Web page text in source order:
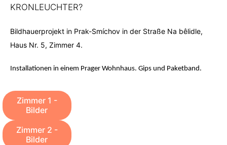
KRONLEUCHTER?
Bildhauerprojekt in Prak-Smíchov in der Straße Na bêlidle,
Haus Nr. 5, Zimmer 4.
Installationen in einem Prager Wohnhaus. Gips und Paketband.
Zimmer 1 -
Bilder
Zimmer 2 -
Bilder